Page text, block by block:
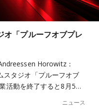
オ「プルーフオブプレ
Horowitz：
スタジオ「プルーフオブ
活動を終了すると8月5…
ニュース